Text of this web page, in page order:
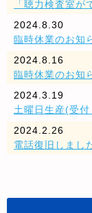
「聴力検査室が
2024.8.30
臨時休業のお知
2024.8.16
臨時休業のお知
2024.3.19
土曜日生産(受
2024.2.26
電話復旧しま